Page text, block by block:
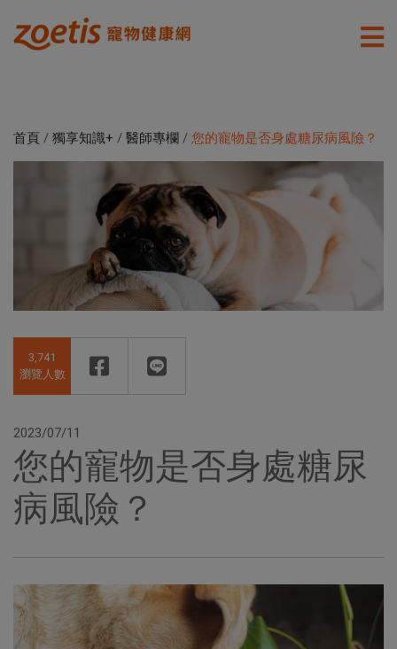
首頁 / 獨享知識+ / 醫師專欄 / 您的寵物是否身處糖尿病風險？
3,741
瀏覽人數
2023/07/11
您的寵物是否身處糖尿
病風險？